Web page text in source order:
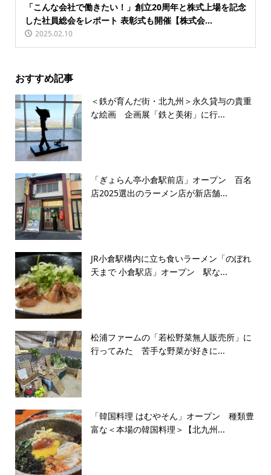
「こんな会社で働きたい！」創立20周年と株式上場を記念
した社員総会をレポート 表彰式も開催【株式会...
2025.02.10
おすすめ記事
＜鉄が育んだ街・北九州＞永久貸与の貴重
な絵画 企画展「鉄と美術」に行...
「ぎょらん亭小倉駅前店」オープン 百名
店2025選出のラーメン店が新店舗...
JR小倉駅構内に立ち食いラーメン「のぼれ
天まで 小倉駅店」オープン 駅な...
松浦ファームの「若松野菜無人販売所」に
行ってみた 苦手な野菜が好きに...
「韓国料理 はむやそん」オープン 種類豊
富な＜本場の韓国料理＞【北九州...